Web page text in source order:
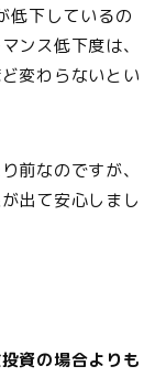
低下しているの
ンス低下度は、
変わらないとい
前なのですが、
出て安心しまし
資の場合よりも